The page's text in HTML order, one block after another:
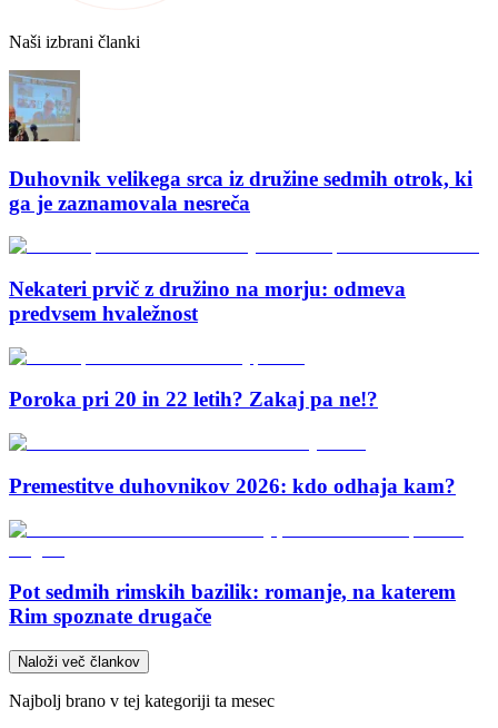
Naši izbrani članki
Duhovnik velikega srca iz družine sedmih otrok, ki
ga je zaznamovala nesreča
Nekateri prvič z družino na morju: odmeva
predvsem hvaležnost
Poroka pri 20 in 22 letih? Zakaj pa ne!?
Premestitve duhovnikov 2026: kdo odhaja kam?
Pot sedmih rimskih bazilik: romanje, na katerem
Rim spoznate drugače
Naloži več člankov
Najbolj brano v tej kategoriji ta mesec